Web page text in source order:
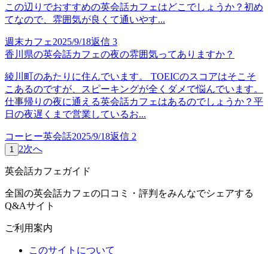
この辺りでおすすめの英会話カフェはどこでしょうか？初め
てなので、雰囲気が良くて通いやす...
週末カフェ 2025/9/18返信 3
香川県の英会話カフェの夜の雰囲気ってありますか？
綾川町のあたりに住んでいます。 TOEICのスコアはそこそ
こあるのですが、スピーキングが全くダメで悩んでいます。
仕事帰りの夜に通える英会話カフェはあるのでしょうか？平
日の夜遅くまで営業しているお...
コーヒー英会話2025/9/18返信 2
1 2次へ
英会話カフェガイド
全国の英会話カフェの口コミ・評判をみんなでシェアする
Q&Aサイト
ご利用案内
このサイトについて